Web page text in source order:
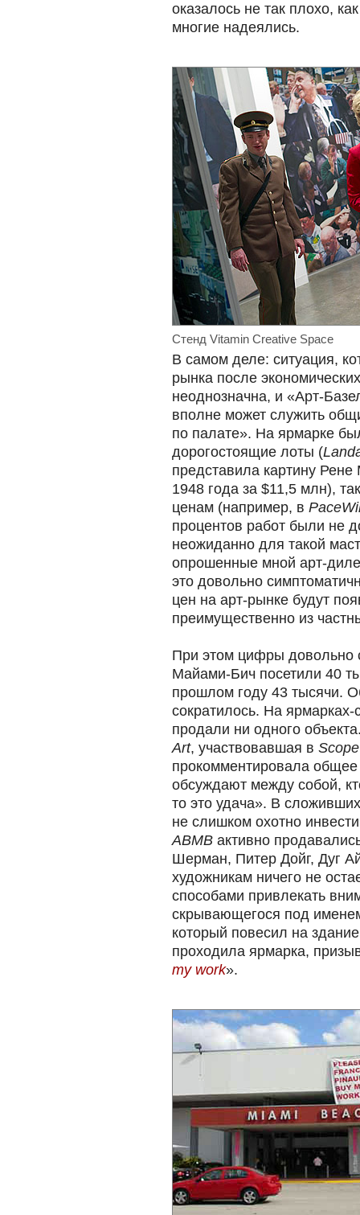
оказалось не так плохо,
многие надеялись.
Стенд Vitamin Creative Space
В самом деле: ситуация,
рынка после
неоднозначна, и «Арт-
вполне может служить
по палате». На ярмарке
дорогостоящие лоты (
представила картину Рене
1948 года за $11,5 млн),
ценам (например, в
процентов работ были не
неожиданно для такой
опрошенные мной арт-
это довольно
цен на арт-рынке будут
преимущественно из
При этом цифры довольно
Майами-Бич посетили 40
прошлом году 43 тысячи.
сократилось. На ярмарках-
продали ни одного
Art, участвовавшая в
прокомментировала
обсуждают между собой,
то это удача». В
не слишком охотно
ABMB активно
Шерман, Питер Дойг, Дуг
художникам ничего не
способами привлекать
скрывающегося под
который повесил на
проходила ярмарка,
my work».